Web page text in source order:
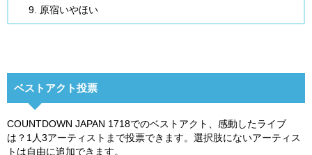
原宿いやほい
ベストアクト投票
COUNTDOWN JAPAN 1718でのベストアクト、感動したライブ
は？1人3アーティストまで投票できます。選択肢にないアーティス
トは自由に追加できます。